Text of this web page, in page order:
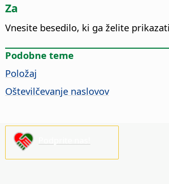
Za
Vnesite besedilo, ki ga želite
Podobne teme
Položaj
Oštevilčevanje naslovov